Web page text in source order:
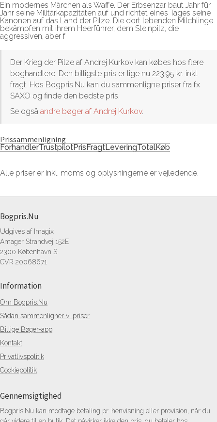
Ein modernes Märchen als Waffe. Der Erbsenzar baut Jahr für
Jahr seine Militärkapazitäten auf und richtet eines Tages seine
Kanonen auf das Land der Pilze. Die dort lebenden Milchlinge
bekämpfen mit ihrem Heerführer, dem Steinpilz, die
aggressiven, aber f
Der Krieg der Pilze af Andrej Kurkov kan købes hos flere
boghandlere. Den billigste pris er lige nu 223,95 kr. inkl.
fragt. Hos Bogpris.Nu kan du sammenligne priser fra fx
SAXO og finde den bedste pris.
Se også andre bøger af Andrej Kurkov.
Prissammenligning
ForhandlerTrustpilotPris FragtLeveringTotalKøb
Alle priser er inkl. moms og oplysningerne er vejledende.
Bogpris.Nu
Udgives af Imagix
Amager Strandvej 152E
2300 København S
CVR 20068671
Information
Om Bogpris.Nu
Sådan sammenligner vi priser
Billige Bøger-app
Kontakt
Privatlivspolitik
Cookiepolitik
Gennemsigtighed
Bogpris.Nu kan modtage betaling pr. henvisning eller provision, når du